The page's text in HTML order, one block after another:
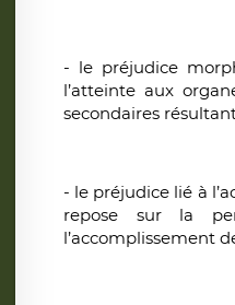
- le préjudice
l’atteinte aux
secondaires
- le préjudice lié à
repose sur la
l’accomplissement